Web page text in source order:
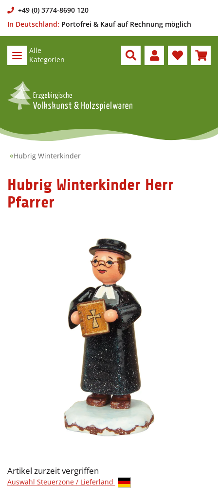
+49 (0) 3774-8690 120
In Deutschland: Portofrei & Kauf auf Rechnung möglich
Alle
Kategorien
Hubrig Winterkinder
Hubrig Winterkinder Herr
Pfarrer
Artikel zurzeit vergriffen
Auswahl Steuerzone / Lieferland